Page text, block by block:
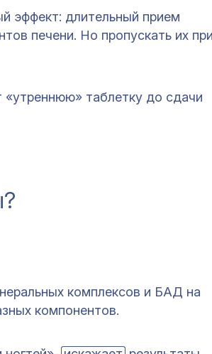
эффект: длительный прием
печени. Но пропускать их
«утреннюю» таблетку до сдачи
комплексов и БАД на
компонентов.